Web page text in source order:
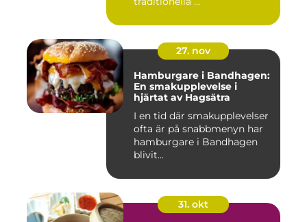
27. nov
Hamburgare i Bandhagen:
En smakupplevelse i
hjärtat av Hagsätra
I en tid där smakupplevelser
ofta är på snabbmenyn har
hamburgare i Bandhagen
blivit...
31. okt